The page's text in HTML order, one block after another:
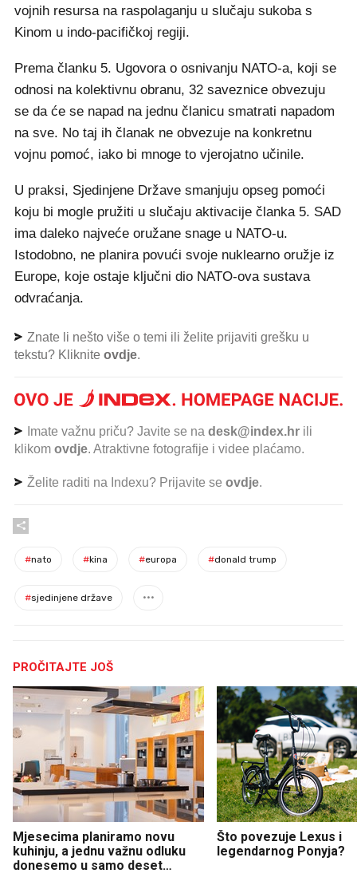
vojnih resursa na raspolaganju u slučaju sukoba s
Kinom u indo-pacifičkoj regiji.
Prema članku 5. Ugovora o osnivanju NATO-a, koji se
odnosi na kolektivnu obranu, 32 saveznice obvezuju
se da će se napad na jednu članicu smatrati napadom
na sve. No taj ih članak ne obvezuje na konkretnu
vojnu pomoć, iako bi mnoge to vjerojatno učinile.
U praksi, Sjedinjene Države smanjuju opseg pomoći
koju bi mogle pružiti u slučaju aktivacije članka 5. SAD
ima daleko najveće oružane snage u NATO-u.
Istodobno, ne planira povući svoje nuklearno oružje iz
Europe, koje ostaje ključni dio NATO-ova sustava
odvraćanja.
Znate li nešto više o temi ili želite prijaviti grešku u
tekstu? Kliknite ovdje.
Imate važnu priču? Javite se na desk@index.hr ili
klikom ovdje. Atraktivne fotografije i videe plaćamo.
Želite raditi na Indexu? Prijavite se ovdje.
#nato #kina #europa #donald trump
#sjedinjene države
PROČITAJTE JOŠ
Mjesecima planiramo novu
kuhinju, a jednu važnu odluku
donesemo u samo deset
Što povezuje Lexus i
legendarnog Ponyja?